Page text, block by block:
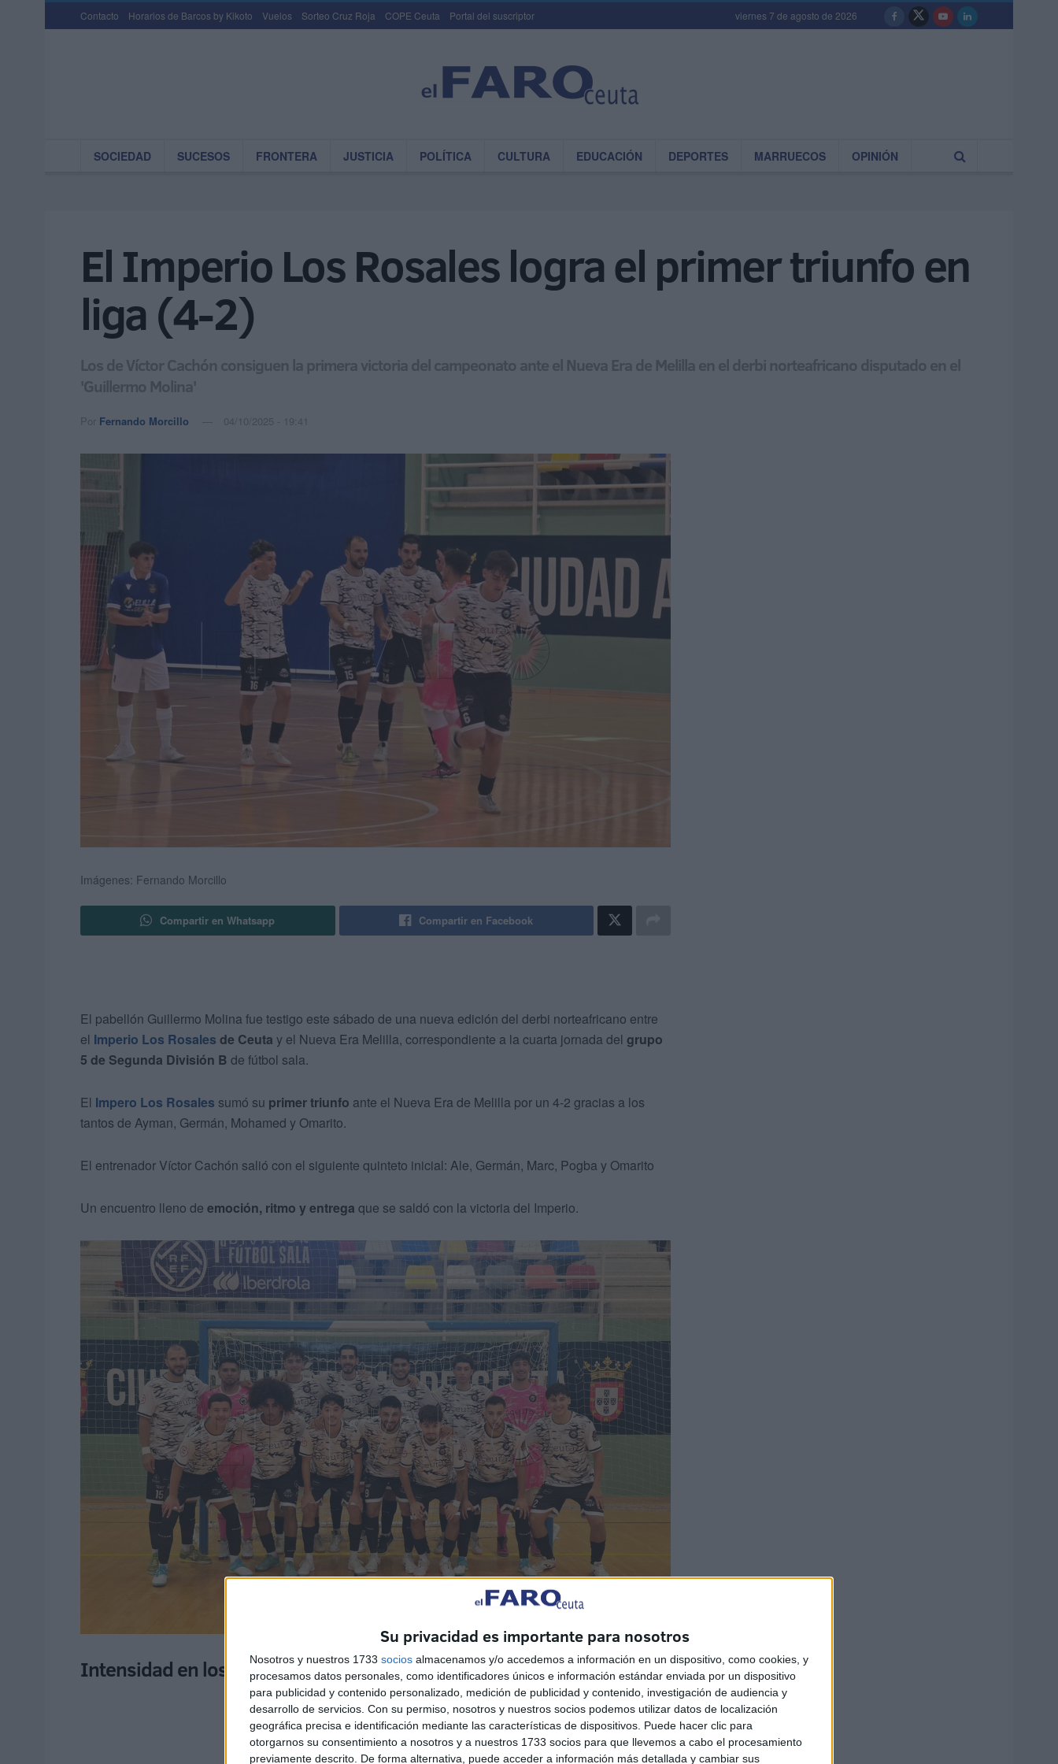
Su privacidad es importante para nosotros
Nosotros y nuestros 1733 socios almacenamos y/o accedemos a información en un dispositivo, como cookies, y
procesamos datos personales, como identificadores únicos e información estándar enviada por un dispositivo
para publicidad y contenido personalizado, medición de publicidad y contenido, investigación de audiencia y
desarrollo de servicios. Con su permiso, nosotros y nuestros socios podemos utilizar datos de localización
geográfica precisa e identificación mediante las características de dispositivos. Puede hacer clic para
otorgarnos su consentimiento a nosotros y a nuestros 1733 socios para que llevemos a cabo el procesamiento
previamente descrito. De forma alternativa, puede acceder a información más detallada y cambiar sus
Contacto Horarios de Barcos by Kikoto Vuelos Sorteo Cruz Roja COPE Ceuta Portal del suscriptor viernes 7 de agosto de 2026
SOCIEDAD SUCESOS FRONTERA JUSTICIA POLÍTICA CULTURA EDUCACIÓN DEPORTES MARRUECOS OPINIÓN
El Imperio Los Rosales logra el primer triunfo en
liga (4-2)
Los de Víctor Cachón consiguen la primera victoria del campeonato ante el Nueva Era de Melilla en el derbi norteafricano disputado en el
'Guillermo Molina'
Por Fernando Morcillo 04/10/2025 - 19:41
Imágenes: Fernando Morcillo
Compartir en Whatsapp Compartir en Facebook
El pabellón Guillermo Molina fue testigo este sábado de una nueva edición del derbi norteafricano entre
el Imperio Los Rosales de Ceuta y el Nueva Era Melilla, correspondiente a la cuarta jornada del grupo
5 de Segunda División B de fútbol sala.
El Impero Los Rosales sumó su primer triunfo ante el Nueva Era de Melilla por un 4-2 gracias a los
tantos de Ayman, Germán, Mohamed y Omarito.
El entrenador Víctor Cachón salió con el siguiente quinteto inicial: Ale, Germán, Marc, Pogba y Omarito
Un encuentro lleno de emoción, ritmo y entrega que se saldó con la victoria del Imperio.
Intensidad en los primeros minutos